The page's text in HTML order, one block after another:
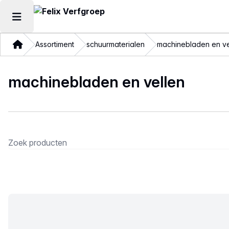
Hoofdmenu openen
ThuisAssortiment schuurmaterialen machinebladen en
machinebladen en vellen